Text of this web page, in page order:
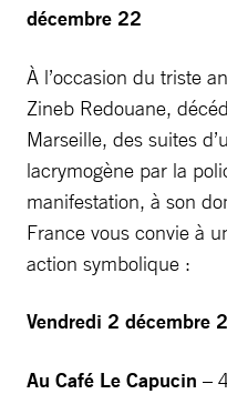
décembre 22
À l’occasion du triste
Zineb Redouane,
Marseille, des suites
lacrymogène par la
manifestation, à son
France vous convie à
action symbolique :
Vendredi 2 décembre
Au Café Le Capucin –